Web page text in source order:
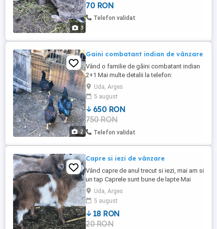
3
70 RON
Telefon validat
2
Gaini combatant indian de vânzare
Vând o familie de găini combatant indian
2+1 Mai multe detalii la telefon:
Uda, Arges
5 august
650 RON
750 RON
Telefon validat
Capre si iezi de vânzare
Vând capre de anul trecut si iezi, mai am si
un tap Caprele sunt bune de lapte Mai
multe detalii la telefon: Iezii sunt la 20 lei
kg în viu , negociabil în funcție de cantitate
Uda, Arges
5 august
18 RON
20 RON